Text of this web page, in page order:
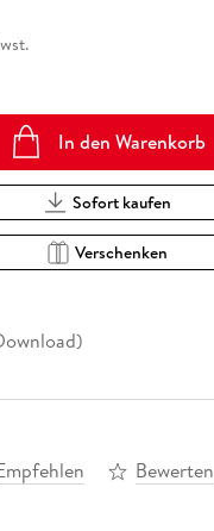
In den Warenkorb
Sofort kaufen
Verschenken
Bewerten